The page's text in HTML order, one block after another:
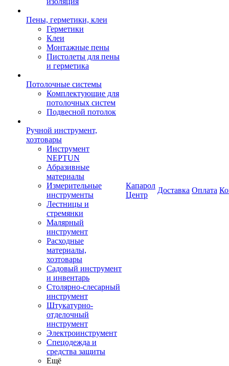
Пены, герметики, клеи
Герметики
Клеи
Монтажные пены
Пистолеты для пены
и герметика
Потолочные системы
Комплектующие для
потолочных систем
Подвесной потолок
Ручной инструмент,
хозтовары
Инструмент
NEPTUN
Абразивные
материалы
Измерительные
инструменты
Лестницы и
стремянки
Малярный
инструмент
Расходные
материалы,
хозтовары
Садовый инструмент
и инвентарь
Столярно-слесарный
инструмент
Штукатурно-
отделочный
инструмент
Электроинструмент
Спецодежда и
средства защиты
Ещё
Капарол
Центр
Доставка Оплата